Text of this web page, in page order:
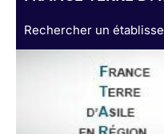
Rechercher un